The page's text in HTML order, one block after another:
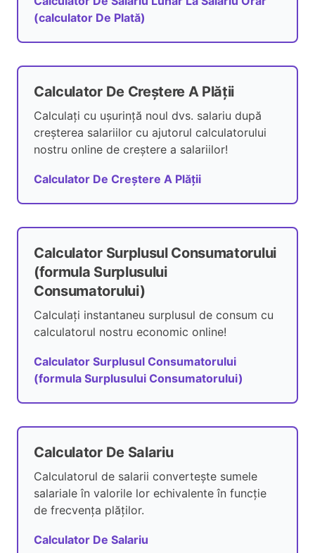
(calculator De Plată)
Calculator De Creștere A Plății
Calculați cu ușurință noul dvs. salariu după
creșterea salariilor cu ajutorul calculatorului
nostru online de creștere a salariilor!
Calculator De Creștere A Plății
Calculator Surplusul Consumatorului
(formula Surplusului
Consumatorului)
Calculați instantaneu surplusul de consum cu
calculatorul nostru economic online!
Calculator Surplusul Consumatorului
(formula Surplusului Consumatorului)
Calculator De Salariu
Calculatorul de salarii convertește sumele
salariale în valorile lor echivalente în funcție
de frecvența plăților.
Calculator De Salariu